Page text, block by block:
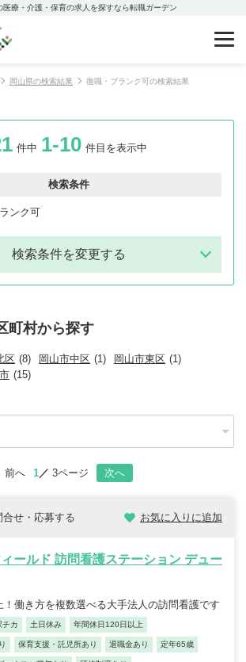
療・介護・保育の求人を探すなら転職ガーデン
岡山県の検索結果 復職・ブランク可の検索結果
件中 1-10 件目を表示中
検索条件
ンク可
検索条件を変更する
町村から探す
区 (8) 岡山市中区 (1) 岡山市東区 (1)
(15)
前へ 1 3ページ 次へ
せ・応募する お気に入りに追加
ールド 訪問看護ステーション デュー
！働き方を複数選べる大手法人の訪問看護です
チカ 土日休み 年間休日120日以上
保育支援・託児所あり 退職金あり 定年65歳